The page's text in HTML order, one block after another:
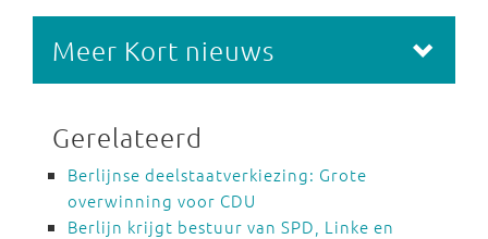
Meer Kort nieuws
Gerelateerd
Berlijnse deelstaatverkiezing: Grote
overwinning voor CDU
Berlijn krijgt bestuur van SPD, Linke en